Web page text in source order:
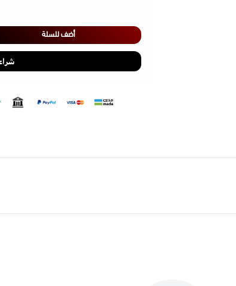
أضف للسلة